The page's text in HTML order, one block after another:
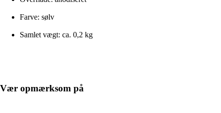
Farve: sølv
Samlet vægt: ca. 0,2 kg
Vær opmærksom på